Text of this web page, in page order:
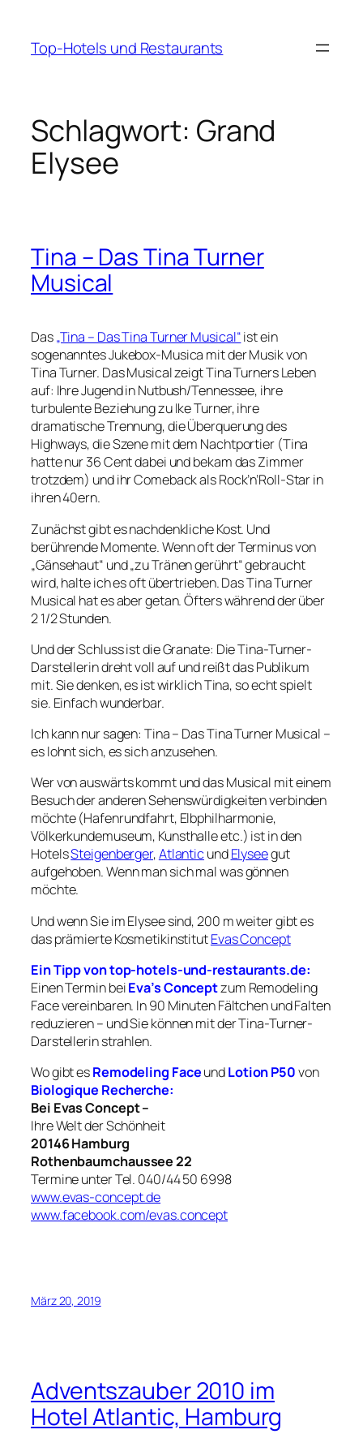
springen
Top-Hotels und Restaurants
Schlagwort: Grand
Elysee
Tina – Das Tina Turner
Musical
Das„Tina – Das Tina Turner Musical“ist ein
sogenanntes Jukebox-Musica mit der Musik von
Tina Turner. Das Musical zeigt Tina Turners Leben
auf: Ihre Jugend in Nutbush/Tennessee, ihre
turbulente Beziehung zu Ike Turner, ihre
dramatische Trennung, die Überquerung des
Highways, die Szene mit dem Nachtportier (Tina
hatte nur 36 Cent dabei und bekam das Zimmer
trotzdem) und ihr Comeback als Rock’n’Roll-Star in
ihren 40ern.
Zunächst gibt es nachdenkliche Kost. Und
berührende Momente. Wenn oft der Terminus von
„Gänsehaut“ und „zu Tränen gerührt“ gebraucht
wird, halte ich es oft übertrieben. Das Tina Turner
Musical hat es aber getan. Öfters während der über
2 1/2 Stunden.
Und der Schluss ist die Granate: Die Tina-Turner-
Darstellerin dreht voll auf und reißt das Publikum
mit. Sie denken, es ist wirklich Tina, so echt spielt
sie. Einfach wunderbar.
Ich kann nur sagen: Tina – Das Tina Turner Musical –
es lohnt sich, es sich anzusehen.
Wer von auswärts kommt und das Musical mit einem
Besuch der anderen Sehenswürdigkeiten verbinden
möchte (Hafenrundfahrt, Elbphilharmonie,
Völkerkundemuseum, Kunsthalle etc.) ist in den
HotelsSteigenberger,Atlantic undElyseegut
aufgehoben. Wenn man sich mal was gönnen
möchte.
Und wenn Sie im Elysee sind, 200 m weiter gibt es
das prämierte KosmetikinstitutEvas Concept
Ein Tipp von top-hotels-und-restaurants.de:
Einen Termin beiEva’s Conceptzum Remodeling
Face vereinbaren. In 90 Minuten Fältchen und Falten
reduzieren – und Sie können mit der Tina-Turner-
Darstellerin strahlen.
Wo gibt esRemodeling FaceundLotion P50von
Biologique Recherche:
Bei Evas Concept –
Ihre Welt der Schönheit
20146 Hamburg
Rothenbaumchaussee 22
Termine unter Tel. 040/44 50 6998
www.evas-concept.de
www.facebook.com/evas.concept
März 20, 2019
Adventszauber 2010 im
Hotel Atlantic, Hamburg